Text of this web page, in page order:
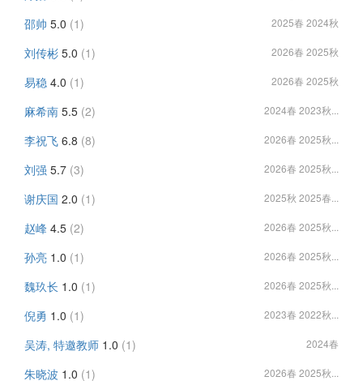
邵帅 5.0 (1) 2025春 2024秋
刘传彬 5.0 (1) 2026春 2025秋
易稳 4.0 (1) 2026春 2025秋
麻希南 5.5 (2) 2024春 2023秋...
李祝飞 6.8 (8) 2026春 2025秋...
刘强 5.7 (3) 2026春 2025秋...
谢庆国 2.0 (1) 2025秋 2025春...
赵峰 4.5 (2) 2026春 2025秋...
孙亮 1.0 (1) 2026春 2025秋...
魏玖长 1.0 (1) 2026春 2025秋...
倪勇 1.0 (1) 2023春 2022秋...
吴涛, 特邀教师 1.0 (1) 2024春
朱晓波 1.0 (1) 2026春 2025秋...